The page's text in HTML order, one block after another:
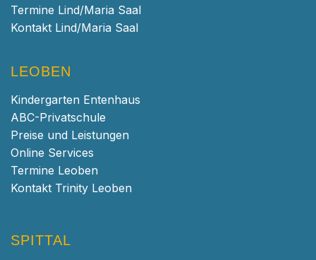
Termine Lind/Maria Saal
Kontakt Lind/Maria Saal
LEOBEN
Kindergarten Entenhaus
ABC-Privatschule
Preise und Leistungen
Online Services
Termine Leoben
Kontakt Trinity Leoben
SPITTAL